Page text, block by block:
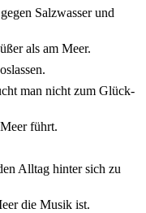
Salz­was­ser und
als am Meer.
man nicht zum Glück­
führt.
Alltag hinter sich zu
die Musik ist.